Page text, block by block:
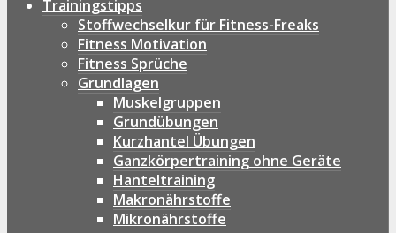
Trainingstipps
Stoffwechselkur für Fitness-Freaks
Fitness Motivation
Fitness Sprüche
Grundlagen
Muskelgruppen
Grundübungen
Kurzhantel Übungen
Ganzkörpertraining ohne Geräte
Hanteltraining
Makronährstoffe
Mikronährstoffe